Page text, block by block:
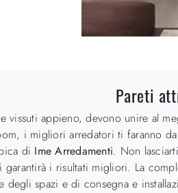
Pareti
appieno, devono unire al
i migliori arredatori ti faranno
di Ime Arredamenti. Non
i risultati migliori. La
degli spazi e di consegna e